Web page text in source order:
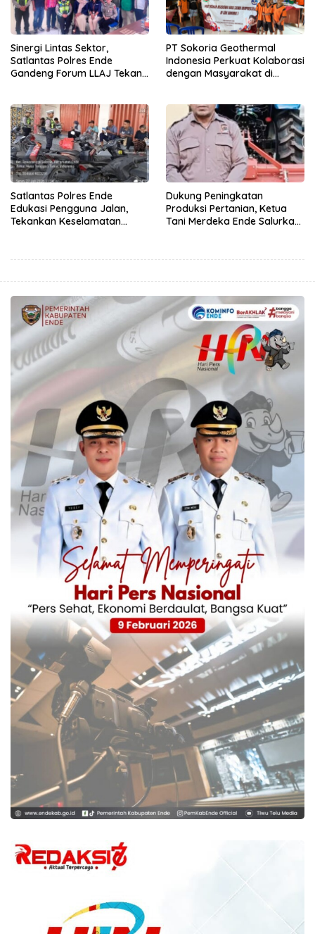
Sinergi Lintas Sektor,
Satlantas Polres Ende
Gandeng Forum LLAJ Tekan
PT Sokoria Geothermal
Indonesia Perkuat Kolaborasi
dengan Masyarakat di
Satlantas Polres Ende
Edukasi Pengguna Jalan,
Tekankan Keselamatan
Dukung Peningkatan
Produksi Pertanian, Ketua
Tani Merdeka Ende Salurkan